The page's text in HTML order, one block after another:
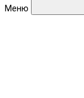
Меню